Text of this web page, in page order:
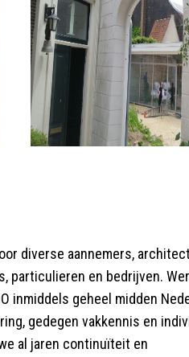
diverse aannemers,
particulieren en bedrijven.
inmiddels geheel midden
gedegen vakkennis en
al jaren continuïteit en